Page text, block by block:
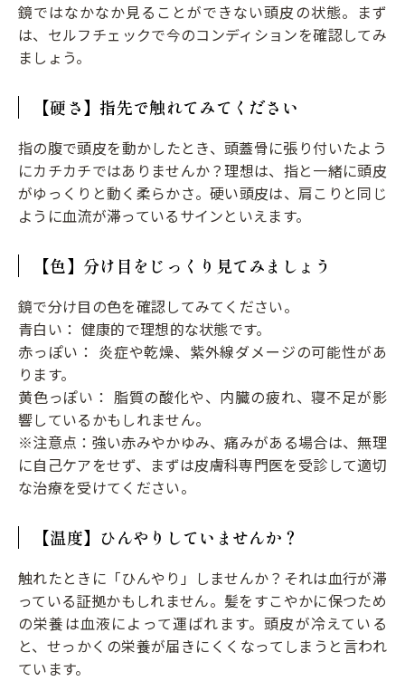
鏡ではなかなか見ることができない頭皮の状態。まず
は、セルフチェックで今のコンディションを確認してみ
ましょう。
【硬さ】指先で触れてみてください
指の腹で頭皮を動かしたとき、頭蓋骨に張り付いたよう
にカチカチではありませんか？理想は、指と一緒に頭皮
がゆっくりと動く柔らかさ。硬い頭皮は、肩こりと同じ
ように血流が滞っているサインといえます。
【色】分け目をじっくり見てみましょう
鏡で分け目の色を確認してみてください。
青白い： 健康的で理想的な状態です。
赤っぽい： 炎症や乾燥、紫外線ダメージの可能性があ
ります。
黄色っぽい： 脂質の酸化や、内臓の疲れ、寝不足が影
響しているかもしれません。
※注意点：強い赤みやかゆみ、痛みがある場合は、無理
に自己ケアをせず、まずは皮膚科専門医を受診して適切
な治療を受けてください。
【温度】ひんやりしていませんか？
触れたときに「ひんやり」しませんか？それは血行が滞
っている証拠かもしれません。髪をすこやかに保つため
の栄養は血液によって運ばれます。頭皮が冷えている
と、せっかくの栄養が届きにくくなってしまうと言われ
ています。